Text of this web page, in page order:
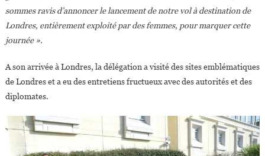
sommes ravis d’annoncer le lancement de notre vol à destination de
Londres, entièrement exploité par des femmes, pour marquer cette
journée ».
A son arrivée à Londres, la délégation a visité des sites emblématiques
de Londres et a eu des entretiens fructueux avec des autorités et des
diplomates.